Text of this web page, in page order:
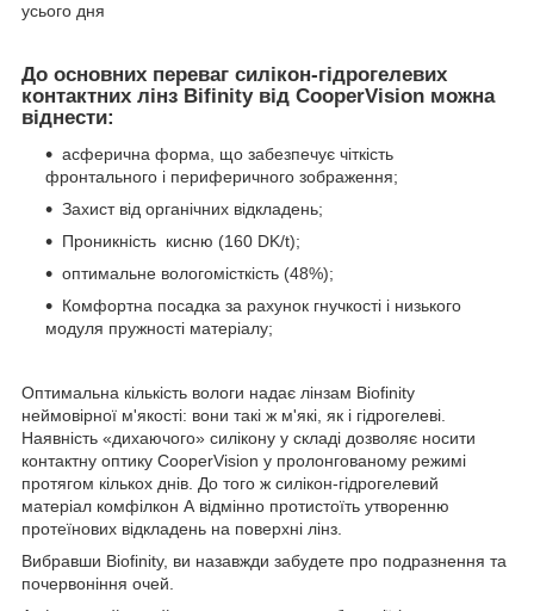
усього дня
До основних переваг силікон-гідрогелевих
контактних лінз Bifinity від CooperVision можна
віднести:
асферична форма, що забезпечує чіткість
фронтального і периферичного зображення;
Захист від органічних відкладень;
Проникність кисню (160 DK/t);
оптимальне вологомісткість (48%);
Комфортна посадка за рахунок гнучкості і низького
модуля пружності матеріалу;
Оптимальна кількість вологи надає лінзам Biofinity
неймовірної м'якості: вони такі ж м'які, як і гідрогелеві.
Наявність «дихаючого» силікону у складі дозволяє носити
контактну оптику CooperVision у пролонгованому режимі
протягом кількох днів. До того ж силікон-гідрогелевий
матеріал комфілкон А відмінно протистоїть утворенню
протеїнових відкладень на поверхні лінз.
Вибравши Biofinity, ви назавжди забудете про подразнення та
почервоніння очей.